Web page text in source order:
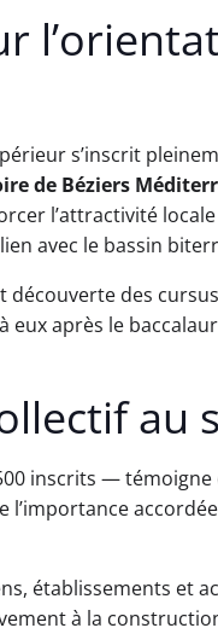
s’inscrit
de Béziers
l’attractivité
avec le bassin
découverte des
après le
au
inscrits —
l’importance
établissements et
à la